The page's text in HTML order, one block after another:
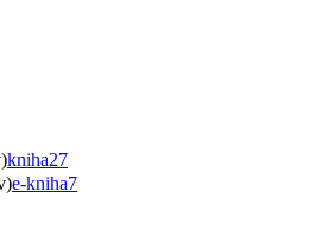
kniha27
e-kniha7